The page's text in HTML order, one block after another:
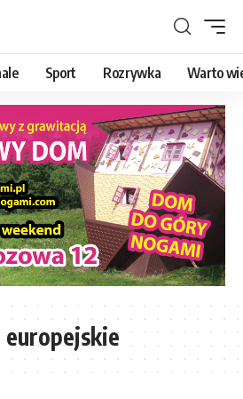
Sport Rozrywka Warto
europejskie